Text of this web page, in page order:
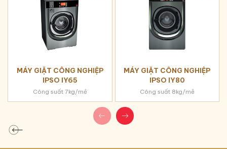
Cơ chế hoạt động bằng tiền xu
Mặt hông bằng thép không rỉ
Khe cấm USB (ở lưng máy)
Ngõ dẫn xà phòng lỏng.
Bơm xà phòng lỏng
MÁY GIẶT CÔNG NGHIỆP
IPSO IY65
Công suất 7kg/mẻ
MÁY GIẶT CÔNG NGHIỆP
IPSO IY80
Công suất 8kg/mẻ